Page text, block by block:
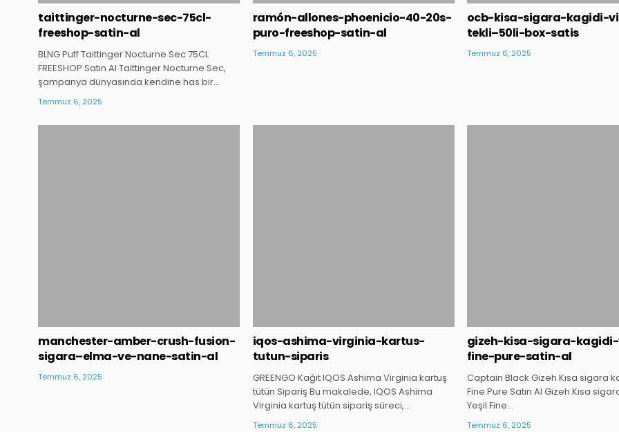
taittinger-nocturne-sec-75cl-
freeshop-satin-al
BLNG Puff Taittinger Nocturne Sec 75CL
FREESHOP Satın Al Taittinger Nocturne Sec,
şampanya dünyasında kendine has bir…
Temmuz 6, 2025
ramón-allones-phoenicio-40-20s-
puro-freeshop-satin-al
Temmuz 6, 2025
ocb-kisa-sigara-kagidi-
tekli–50li-box-satis
Temmuz 6, 2025
manchester-amber-crush-fusion-
sigara–elma-ve-nane-satin-al
Temmuz 6, 2025
iqos-ashima-virginia-kartus-
tutun-siparis
GREENGO Kağıt IQOS Ashima Virginia kartuş
tütün Sipariş Bu makalede, IQOS Ashima
Virginia kartuş tütün sipariş süreci,…
Temmuz 6, 2025
gizeh-kisa-sigara-
fine-pure-satin-al
Captain Black Gizeh Kısa sigara
Fine Pure Satın Al Gizeh Kısa
Yeşil Fine…
Temmuz 6, 2025